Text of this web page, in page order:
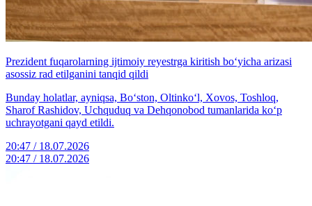
Prezident fuqarolarning ijtimoiy reyestrga kiritish bo‘yicha arizasi
asossiz rad etilganini tanqid qildi
Bunday holatlar, ayniqsa, Bo‘ston, Oltinko‘l, Xovos, Toshloq,
Sharof Rashidov, Uchquduq va Dehqonobod tumanlarida ko‘p
uchrayotgani qayd etildi.
20:47 / 18.07.2026
20:47 / 18.07.2026